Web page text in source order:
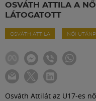
OSVÁTH ATTILA A
LÁTOGATOTT
OSVÁTH ATTILA NŐI
Osváth Attilát az U17-es
Szakosztályok
Klub